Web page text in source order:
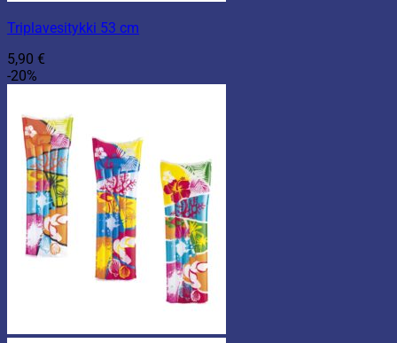
Triplavesitykki 53 cm
5,90 €
-20%